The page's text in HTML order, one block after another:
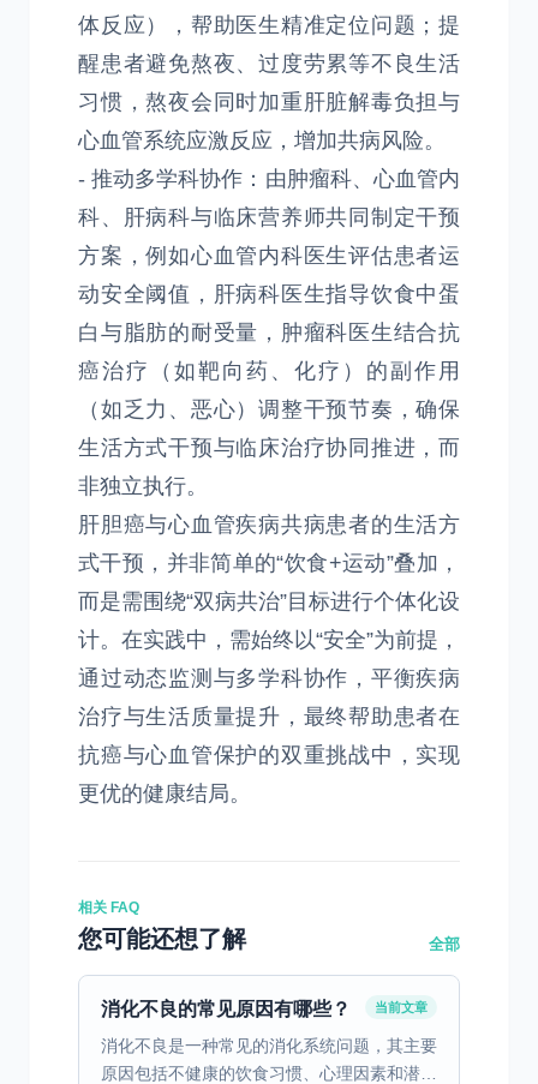
体反应），帮助医生精准定位问题；提
醒患者避免熬夜、过度劳累等不良生活
习惯，熬夜会同时加重肝脏解毒负担与
心血管系统应激反应，增加共病风险。
- 推动多学科协作：由肿瘤科、心血管内
科、肝病科与临床营养师共同制定干预
方案，例如心血管内科医生评估患者运
动安全阈值，肝病科医生指导饮食中蛋
白与脂肪的耐受量，肿瘤科医生结合抗
癌治疗（如靶向药、化疗）的副作用
（如乏力、恶心）调整干预节奏，确保
生活方式干预与临床治疗协同推进，而
非独立执行。
肝胆癌与心血管疾病共病患者的生活方
式干预，并非简单的“饮食+运动”叠加，
而是需围绕“双病共治”目标进行个体化设
计。在实践中，需始终以“安全”为前提，
通过动态监测与多学科协作，平衡疾病
治疗与生活质量提升，最终帮助患者在
抗癌与心血管保护的双重挑战中，实现
更优的健康结局。
相关 FAQ
您可能还想了解 全部
消化不良的常见原因有哪些？ 当前文章
消化不良是一种常见的消化系统问题，其主要
原因包括不健康的饮食习惯、心理因素和潜在